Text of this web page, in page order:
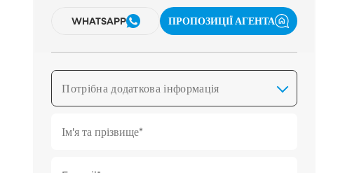
WHATSAPP ПРОПОЗИЦІЇ АГЕНТА
Потрібна додаткова інформація